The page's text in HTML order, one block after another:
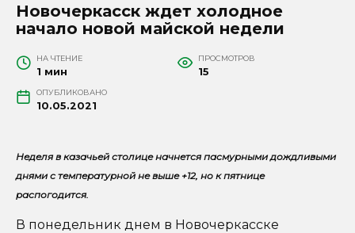
Новочеркасск ждет холодное
начало новой майской недели
НА ЧТЕНИЕ
1 мин
ПРОСМОТРОВ
15
ОПУБЛИКОВАНО
10.05.2021
Неделя в казачьей столице начнется пасмурными дождливыми
днями с температурной не выше +12, но к пятнице
распогодится.
В понедельник днем в Новочеркасске